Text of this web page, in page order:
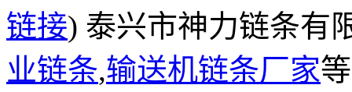
链接) 泰兴市神力链条有
业链条,输送机链条厂家